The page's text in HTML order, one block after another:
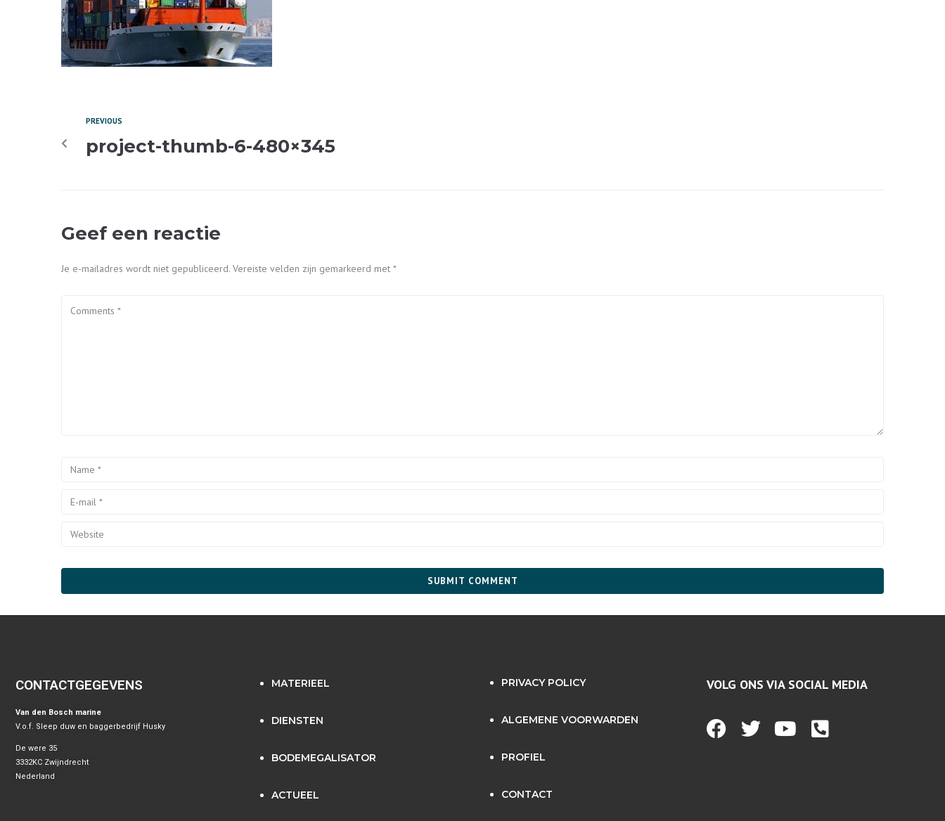
PREVIOUS
project-thumb-6-480×345
Geef een reactie
Je e-mailadres wordt niet gepubliceerd. Vereiste velden zijn gemarkeerd met *
CONTACTGEGEVENS
Van den Bosch marine
V.o.f. Sleep duw en baggerbedrijf Husky
De were 35
3332KC Zwijndrecht
Nederland
MATERIEEL
DIENSTEN
BODEMEGALISATOR
ACTUEEL
PRIVACY POLICY
ALGEMENE VOORWARDEN
PROFIEL
CONTACT
VOLG ONS VIA SOCIAL MEDIA